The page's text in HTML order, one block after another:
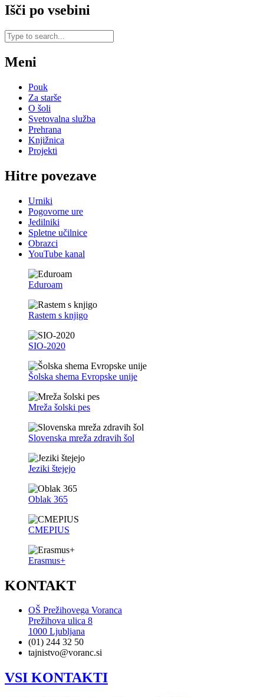
Išči po vsebini
Meni
Pouk
Za starše
O šoli
Svetovalna služba
Prehrana
Knjižnica
Projekti
Hitre povezave
Urniki
Pogovorne ure
Jedilniki
Spletne učilnice
Obrazci
YouTube kanal
Eduroam
Rastem s knjigo
SIO-2020
Šolska shema Evropske unije
Mreža šolski pes
Slovenska mreža zdravih šol
Jeziki štejejo
Oblak 365
CMEPIUS
Erasmus+
KONTAKT
OŠ Prežihovega Voranca
Prežihova ulica 8
1000 Ljubljana
(01) 244 32 50
tajnistvo@voranc.si
VSI KONTAKTI